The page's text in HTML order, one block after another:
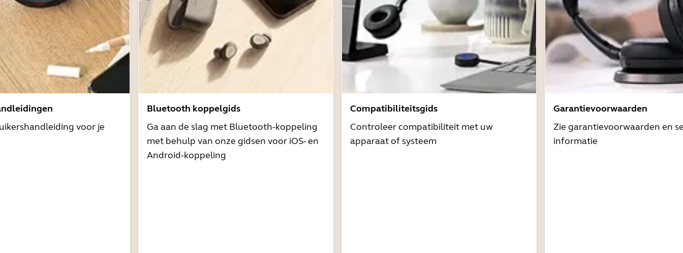
voor je
Bluetooth koppelgids
Ga aan de slag met Bluetooth-koppeling
met behulp van onze gidsen voor iOS- en
Android-koppeling
Compatibiliteitsgids
Controleer compatibiliteit met uw
apparaat of systeem
Garantievoorwaarden
Zie garantievoorwaarden en
informatie